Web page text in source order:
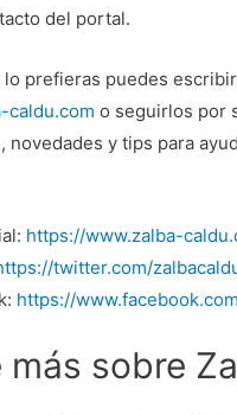
del portal.
lo prefieras puedes
caldu.com o seguirlos por
novedades y tips para
https://www.zalba-
twitter.com/
https://
más sobre